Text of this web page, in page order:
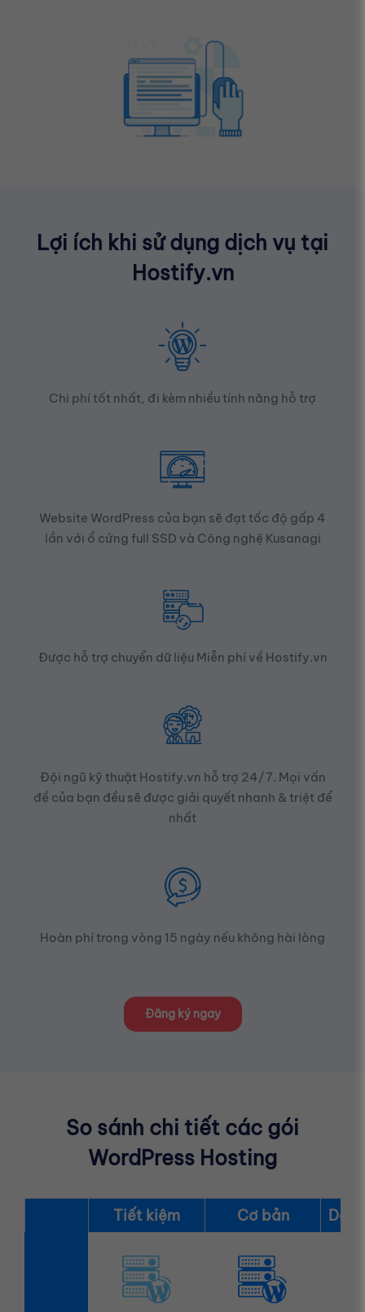
Lợi ích khi sử dụng dịch vụ tại
Hostify.vn
Chi phí tốt nhất, đi kèm nhiều tính năng hỗ trợ
Website WordPress của bạn sẽ đạt tốc độ gấp 4
lần với ổ cứng full SSD và Công nghệ Kusanagi
Được hỗ trợ chuyển dữ liệu Miễn phí về Hostify.vn
Đội ngũ kỹ thuật Hostify.vn hỗ trợ 24/7. Mọi vấn
đề của bạn đều sẽ được giải quyết nhanh & triệt để
nhất
Hoàn phí trong vòng 15 ngày nếu không hài lòng
Đăng ký ngay
So sánh chi tiết các gói
WordPress Hosting
Tiết kiệm Cơ bản